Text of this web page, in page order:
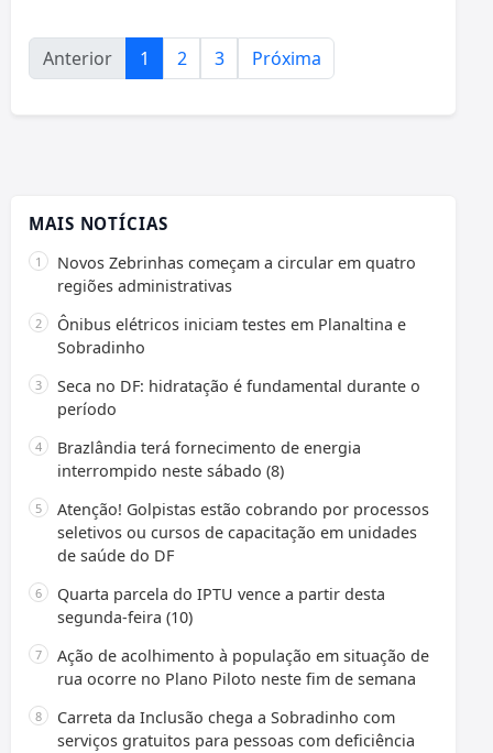
Anterior 1 2 3 Próxima
MAIS NOTÍCIAS
Novos Zebrinhas começam a circular em quatro
regiões administrativas
Ônibus elétricos iniciam testes em Planaltina e
Sobradinho
Seca no DF: hidratação é fundamental durante o
período
Brazlândia terá fornecimento de energia
interrompido neste sábado (8)
Atenção! Golpistas estão cobrando por processos
seletivos ou cursos de capacitação em unidades
de saúde do DF
Quarta parcela do IPTU vence a partir desta
segunda-feira (10)
Ação de acolhimento à população em situação de
rua ocorre no Plano Piloto neste fim de semana
Carreta da Inclusão chega a Sobradinho com
serviços gratuitos para pessoas com deficiência